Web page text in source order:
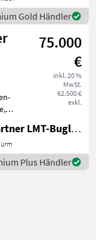
hydr.
Drill
Gold Händler
75.000
€
inkl. 20 %
MwSt.
62.500 €
exkl.
*
ACA Partner LMT-Bugl GmbH
Plus Händler